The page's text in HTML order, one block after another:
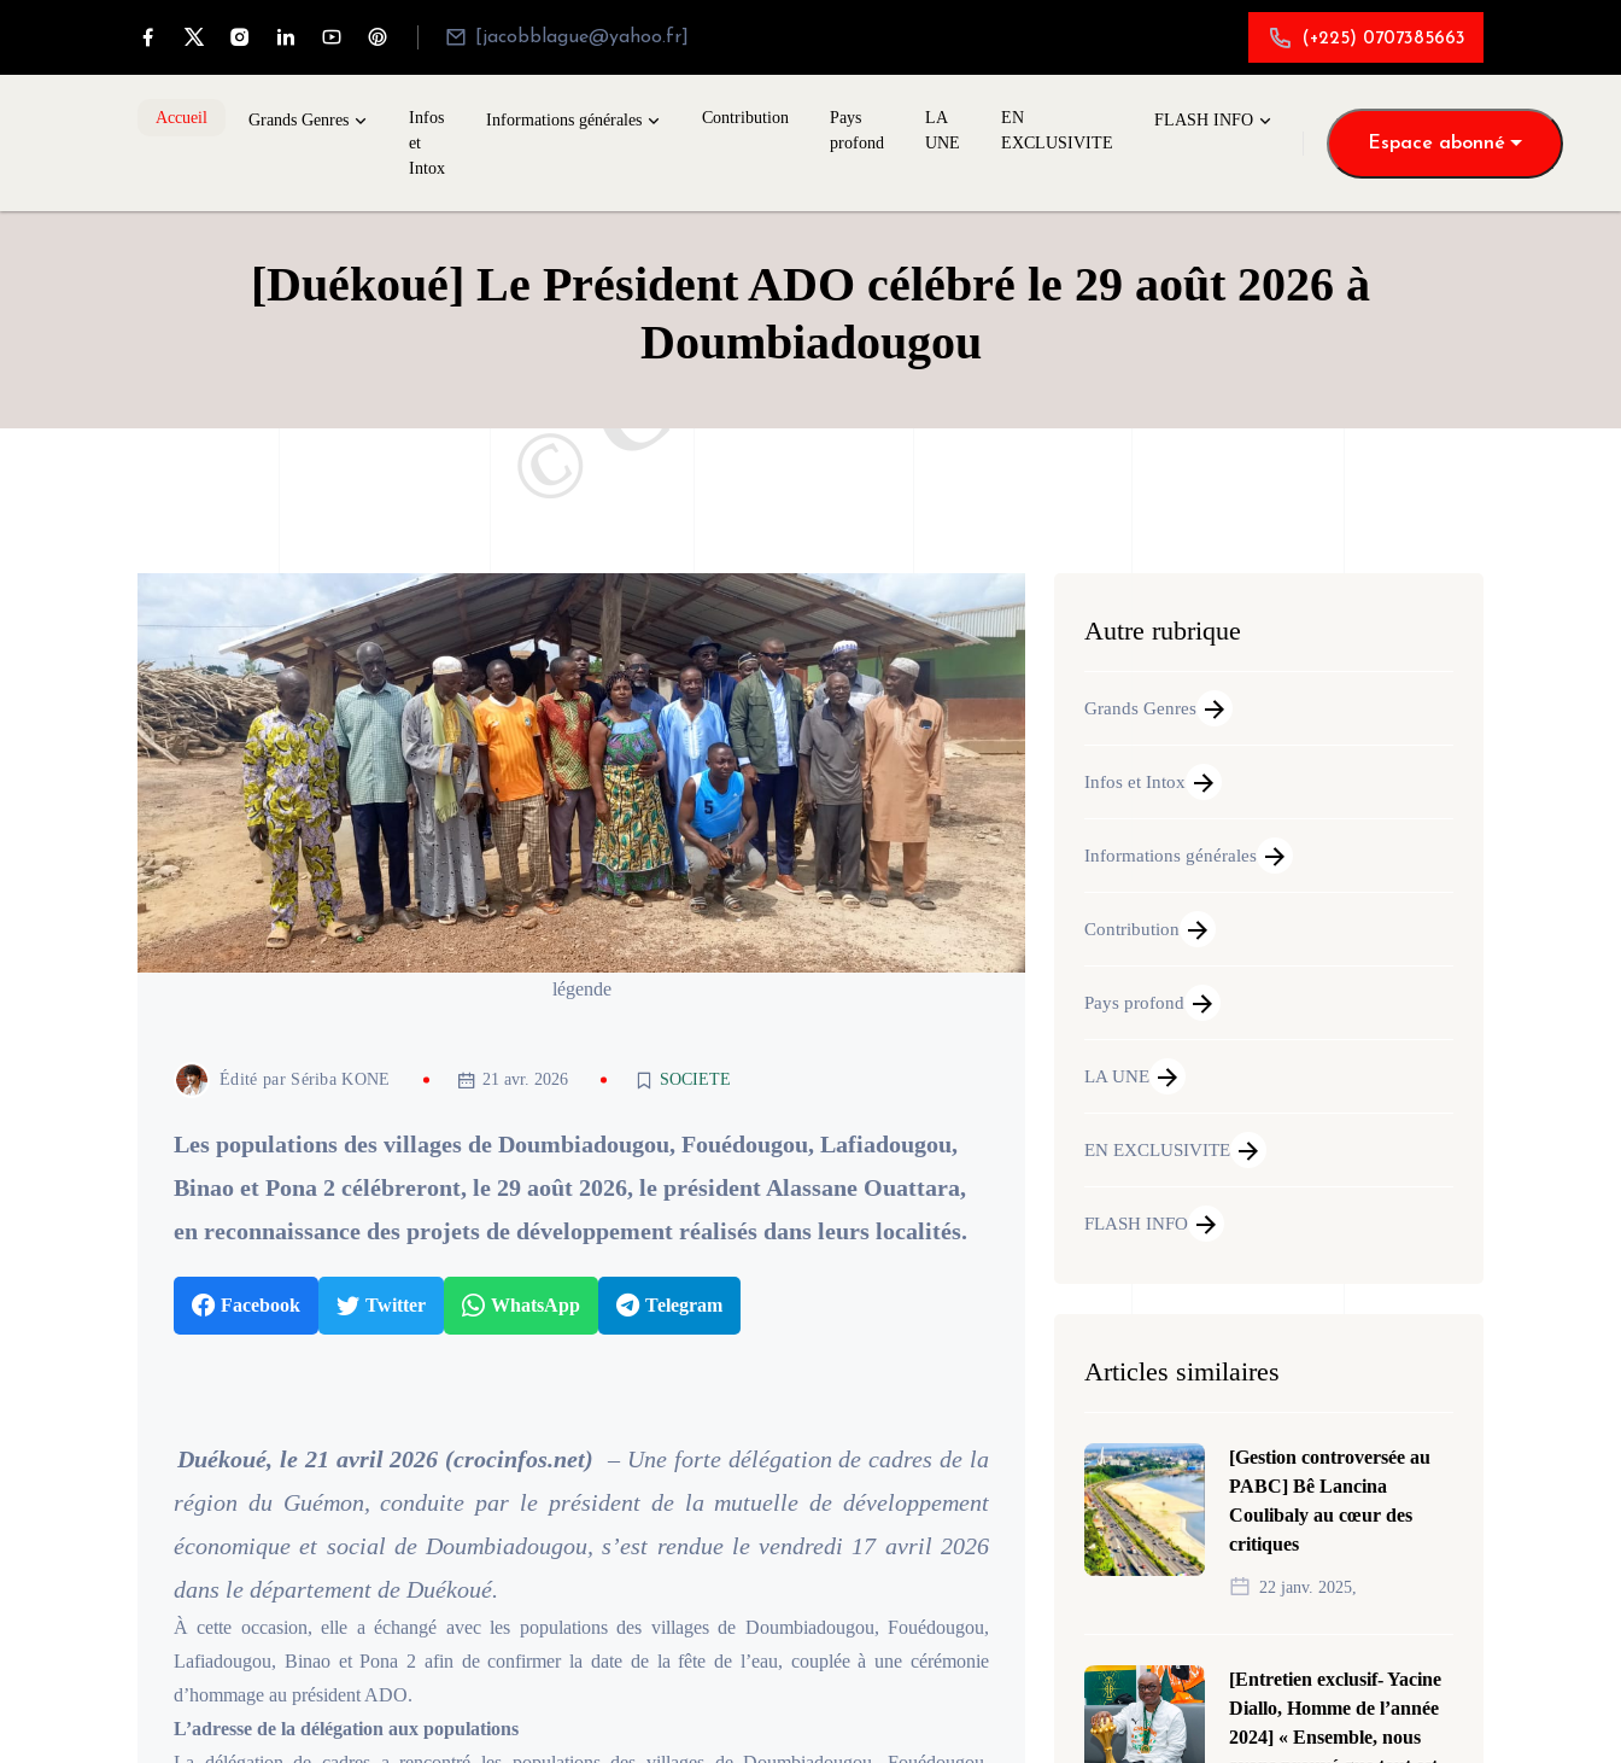
[jacobblague@yahoo.fr] (+225) 0707385663
Accueil Grands Genres
Infos
et
Intox
Informations générales Contribution
Pays
profond
LA
UNE
EN
EXCLUSIVITE
FLASH INFO
Espace abonné
[Duékoué] Le Président ADO célébré le 29 août 2026 à
Doumbiadougou
légende
Édité par Sériba KONE 21 avr. 2026 SOCIETE
Les populations des villages de Doumbiadougou, Fouédougou, Lafiadougou,
Binao et Pona 2 célébreront, le 29 août 2026, le président Alassane Ouattara,
en reconnaissance des projets de développement réalisés dans leurs localités.
Facebook Twitter WhatsApp Telegram
Duékoué, le 21 avril 2026 (crocinfos.net) – Une forte délégation de cadres de la
région du Guémon, conduite par le président de la mutuelle de développement
économique et social de Doumbiadougou, s’est rendue le vendredi 17 avril 2026
dans le département de Duékoué.
À cette occasion, elle a échangé avec les populations des villages de Doumbiadougou, Fouédougou,
Lafiadougou, Binao et Pona 2 afin de confirmer la date de la fête de l’eau, couplée à une cérémonie
d’hommage au président ADO.
L’adresse de la délégation aux populations
Autre rubrique
Grands Genres
Infos et Intox
Informations générales
Contribution
Pays profond
LA UNE
EN EXCLUSIVITE
FLASH INFO
Articles similaires
[Gestion controversée au
PABC] Bê Lancina
Coulibaly au cœur des
critiques
22 janv. 2025,
[Entretien exclusif- Yacine
Diallo, Homme de l’année
2024] « Ensemble, nous